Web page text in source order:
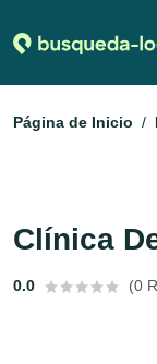
Página de Inicio
Clínica
0.0 (0